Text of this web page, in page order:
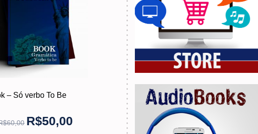
– Só verbo To Be
60,00 R$50,00